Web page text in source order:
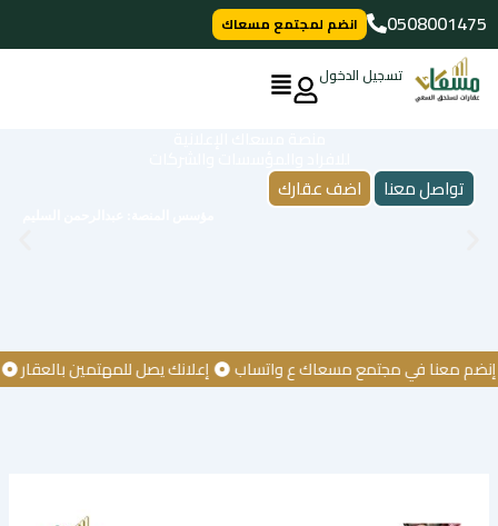
تخطي
إلى
المحتوى
0508001475
انضم لمجتمع مسعاك
تسجيل الدخول
تواصل معنا اضف عقارك
معنا في مجتمع مسعاك ع واتساب إعلانك يصل للمهتمين بالعقار كن